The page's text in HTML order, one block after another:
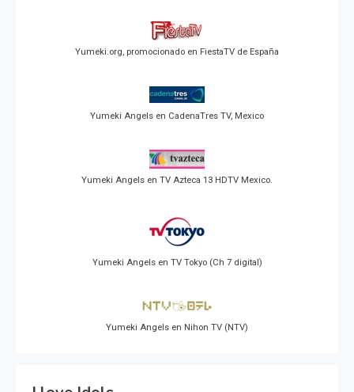
Yumeki.org, promocionado en FiestaTV de España
Yumeki Angels en CadenaTres TV, Mexico
Yumeki Angels en TV Azteca 13 HDTV Mexico.
Yumeki Angels en TV Tokyo (Ch 7 digital)
Yumeki Angels en Nihon TV (NTV)